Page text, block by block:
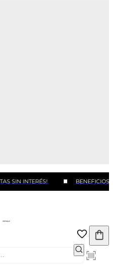
SIN INTERÉS! BENEFICIOS